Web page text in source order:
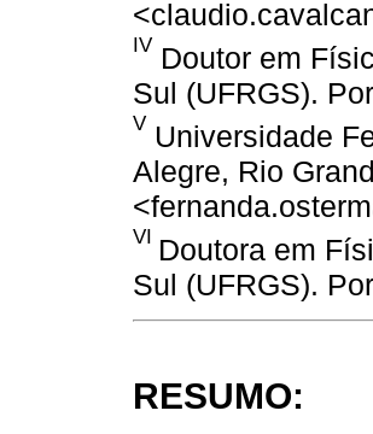
IV Doutor em
Sul (UFRGS).
V Universidade
Alegre, Rio
VI Doutora em
Sul (UFRGS).
RESUMO: